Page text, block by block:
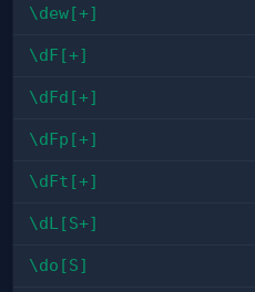
\dew[+]
\dF[+]
\dFd[+]
\dFp[+]
\dFt[+]
\dL[S+]
\do[S]